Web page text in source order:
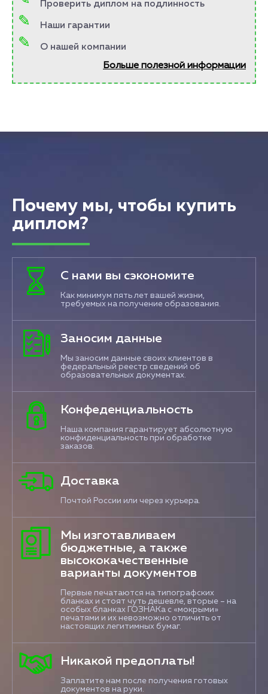
Проверить диплом на подлинность
Наши гарантии
О нашей компании
Больше полезной информации
Почему мы, чтобы купить
диплом?
С нами вы сэкономите
Как минимум пять лет вашей жизни,
требуемых на получение образования.
Заносим данные
Мы заносим данные своих клиентов в
федеральный реестр сведений об
образовательных документах.
Конфеденциальность
Наша компания гарантирует абсолютную
конфиденциальность при обработке
заказов.
Доставка
Почтой России или через курьера.
Мы изготавливаем
бюджетные, а также
высококачественные
варианты документов
Первые печатаются на типографских
бланках и стоят чуть дешевле, вторые – на
особых бланках ГОЗНАКа с «мокрыми»
печатями и их невозможно отличить от
настоящих легитимных бумаг.
Никакой предоплаты!
Заплатите нам после получения готовых
документов на руки.